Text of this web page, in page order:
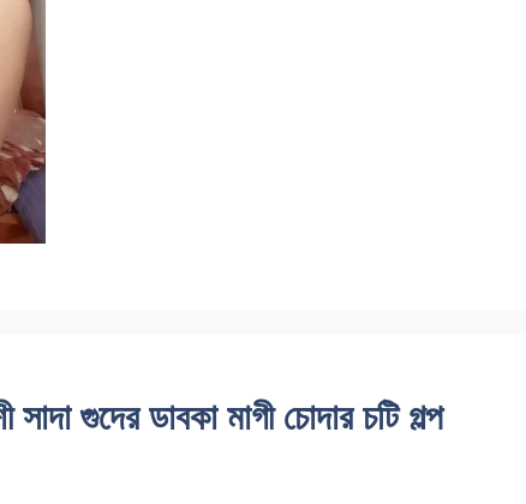
গুদের ডাবকা মাগী চোদার চটি গল্প